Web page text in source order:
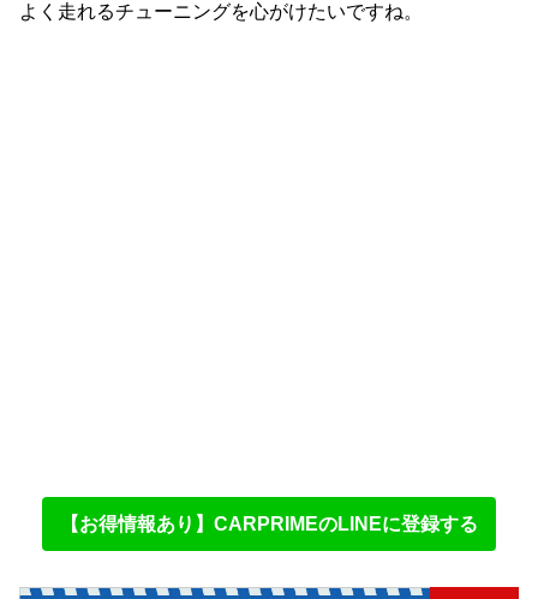
よく走れるチューニングを心がけたいですね。
【お得情報あり】CARPRIMEのLINEに登録する